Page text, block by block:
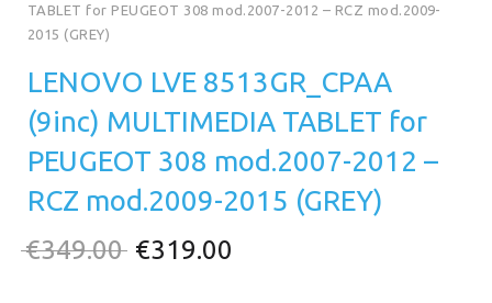
TABLET for PEUGEOT 308 mod.2007-2012 – RCZ mod.2009-
2015 (GREY)
LENOVO LVE 8513GR_CPAA
(9inc) MULTIMEDIA TABLET for
PEUGEOT 308 mod.2007-2012 –
RCZ mod.2009-2015 (GREY)
€349.00 Original
€319.00